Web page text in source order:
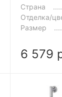
Страна
Отделка/
Размер
6 579